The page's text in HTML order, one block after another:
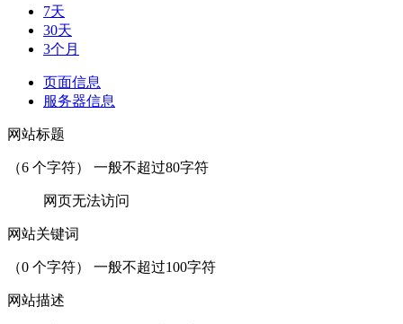
7天
30天
3个月
页面信息
服务器信息
网站标题
（6 个字符） 一般不超过80字符
网页无法访问
网站关键词
（0 个字符） 一般不超过100字符
网站描述